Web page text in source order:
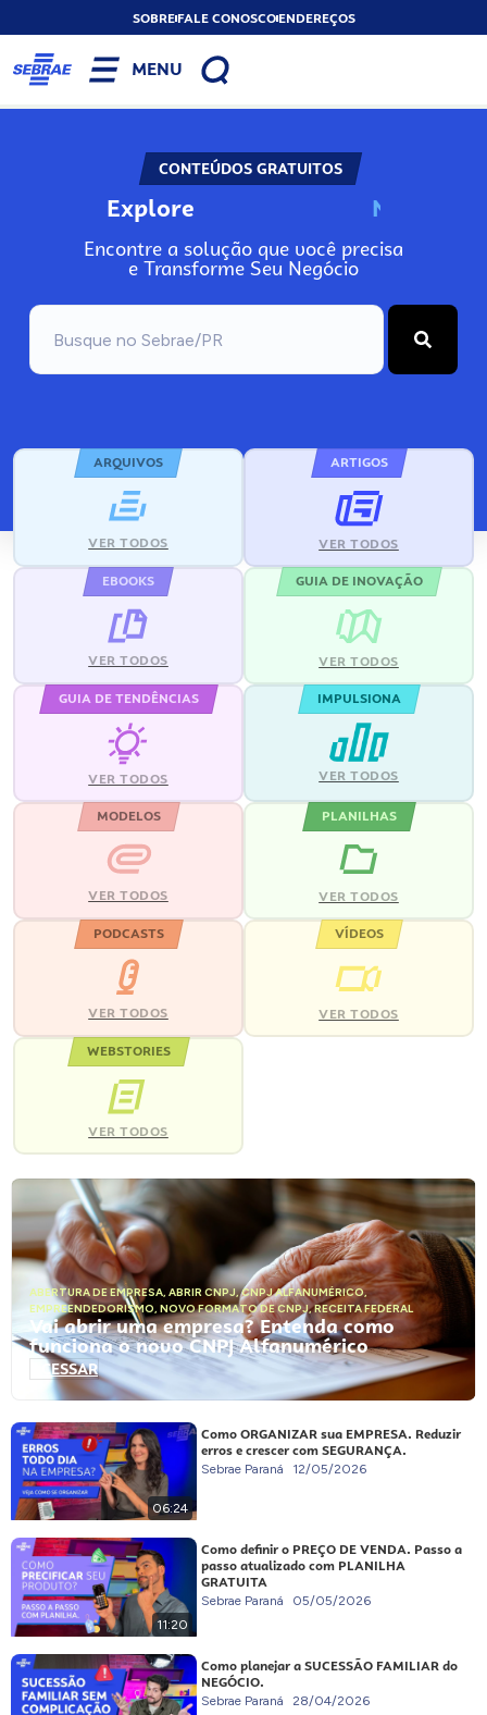
SOBREFALE CONOSCOENDEREÇOS
MENU
CONTEÚDOS GRATUITOS
Explore N
Encontre a solução que você precisa
e Transforme Seu Negócio
ARQUIVOS
VER TODOS
ARTIGOS
VER TODOS
EBOOKS
VER TODOS
GUIA DE INOVAÇÃO
VER TODOS
GUIA DE TENDÊNCIAS
VER TODOS
IMPULSIONA
VER TODOS
MODELOS
VER TODOS
PLANILHAS
VER TODOS
PODCASTS
VER TODOS
VÍDEOS
VER TODOS
WEBSTORIES
VER TODOS
ABERTURA DE EMPRESA, ABRIR CNPJ,CNPJ ALFANUMÉRICO,
EMPREENDEDORISMO, NOVO FORMATO DE CNPJ,RECEITA FEDERAL
Vai abrir uma empresa? Entenda como
funciona o novo CNPJ Alfanumérico
ACESSAR
06:24
Como ORGANIZAR sua EMPRESA. Reduzir
erros e crescer com SEGURANÇA.
Sebrae Paraná 12/05/2026
11:20
Como definir o PREÇO DE VENDA. Passo a
passo atualizado com PLANILHA
GRATUITA
Sebrae Paraná 05/05/2026
Como planejar a SUCESSÃO FAMILIAR do
NEGÓCIO.
Sebrae Paraná 28/04/2026